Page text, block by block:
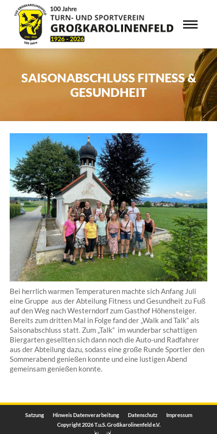
SAISONABSCHLUSS FITNESS &
GESUNDHEIT
Bei herrlich warmen Temperaturen machte sich Anfang Juli
eine Gruppe aus der Abteilung Fitness und Gesundheit zu Fuß
auf den Weg nach Westerndorf zum Gasthof Höhensteiger.
Bereits zum dritten Mal in Folge fand der „Walk and Talk“ als
Saisonabschluss statt. Zum „Talk“ im wunderbar schattigen
Biergarten gesellten sich dann noch die Auto-und Radfahrer
aus der Abteilung dazu, sodass eine große Runde Sportler den
Sommerabend genießen konnte und eine lustigen Abend
gemeinsam genießen konnte.
Copyright 2026 T.u.S. Großkarolinenfeld e.V.
Satzung Hinweis Datenverarbeitung Datenschutz Impressum